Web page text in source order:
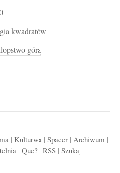
kwadratów
górą
| Kulturwa| Spacer| Archiwum |
| Que? | RSS| Szukaj